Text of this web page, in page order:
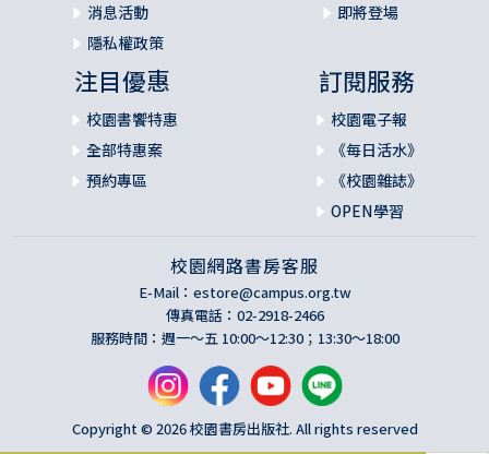
消息活動
隱私權政策
即將登場
注目優惠
校園書饗特惠
全部特惠案
預約專區
訂閱服務
校園電子報
《每日活水》
《校園雜誌》
OPEN學習
校園網路書房客服
E-Mail： estore@campus.org.tw
傳真電話：02-2918-2466
服務時間：週一～五 10:00～12:30；13:30～18:00
Copyright © 2026 校園書房出版社. All rights reserved